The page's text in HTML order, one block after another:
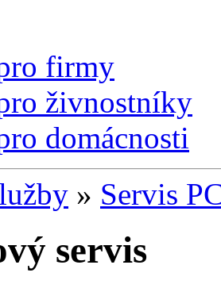
firmy
živnostníky
domácnosti
» Servis
servis